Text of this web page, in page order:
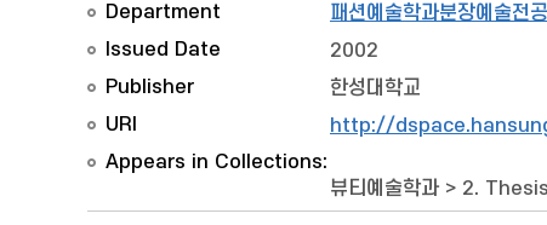
Department
패션예술학과분장예술전공
Issued Date
2002
Publisher
한성대학교
URI
http://
Appears in Collections:
뷰티예술학과 > 2. Thesis